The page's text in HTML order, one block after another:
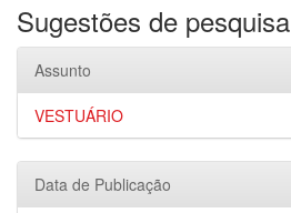
Sugestões de pesquisa
Assunto
VESTUÁRIO
Data de Publicação